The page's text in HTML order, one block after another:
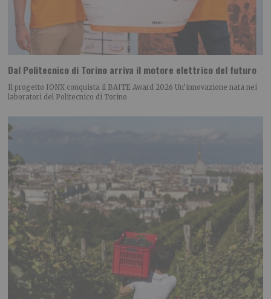
Dal Politecnico di Torino arriva il motore elettrico del futuro
Il progetto IONX conquista il BAITE Award 2026 Un’innovazione nata nei
laboratori del Politecnico di Torino